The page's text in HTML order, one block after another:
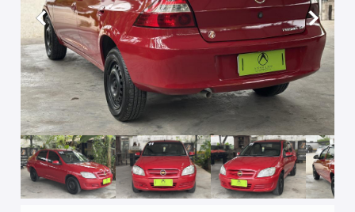
Anterior Próximo